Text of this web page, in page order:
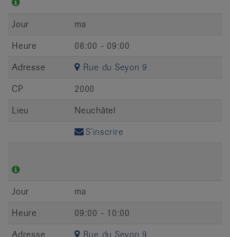
Jour
ma
Heure
08:00 - 09:00
Adresse
Rue du Seyon 9
CP
2000
Lieu
Neuchâtel
S’inscrire
Jour
ma
Heure
09:00 - 10:00
Adresse
Rue du Seyon 9